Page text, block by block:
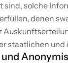
solche
denen
staatlichen